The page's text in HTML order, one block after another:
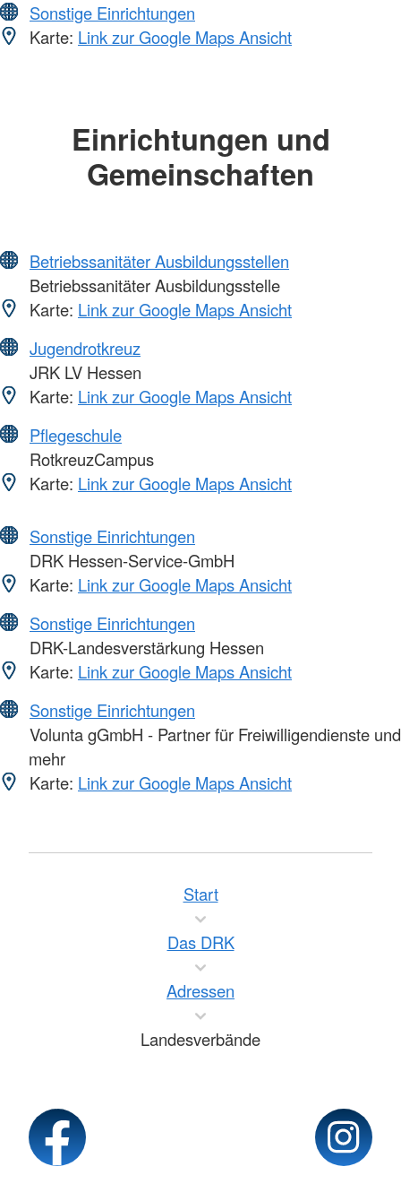
Sonstige Einrichtungen
Karte: Link zur Google Maps Ansicht
Einrichtungen und
Gemeinschaften
Betriebssanitäter Ausbildungsstellen
Betriebssanitäter Ausbildungsstelle
Karte: Link zur Google Maps Ansicht
Jugendrotkreuz
JRK LV Hessen
Karte: Link zur Google Maps Ansicht
Pflegeschule
RotkreuzCampus
Karte: Link zur Google Maps Ansicht
Sonstige Einrichtungen
DRK Hessen-Service-GmbH
Karte: Link zur Google Maps Ansicht
Sonstige Einrichtungen
DRK-Landesverstärkung Hessen
Karte: Link zur Google Maps Ansicht
Sonstige Einrichtungen
Volunta gGmbH - Partner für Freiwilligendienste und
mehr
Karte: Link zur Google Maps Ansicht
Start
Das DRK
Adressen
Landesverbände